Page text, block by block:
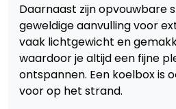
Daarnaast zijn opvouwbare
geweldige aanvulling voor
vaak lichtgewicht en
waardoor je altijd een fijne
ontspannen. Een koelbox is
voor op het strand.